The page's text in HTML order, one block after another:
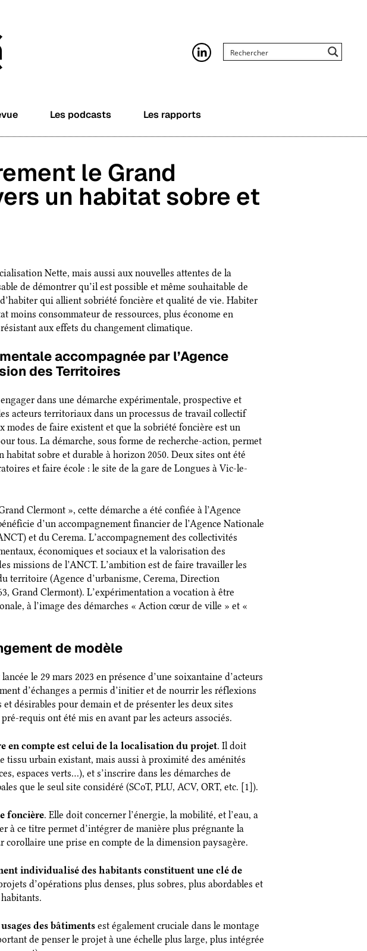
Les podcasts Les rapports
le Grand
un habitat sobre et
Nette, mais aussi aux nouvelles attentes de la
de démontrer qu’il est possible et même souhaitable de
qui allient sobriété foncière et qualité de vie. Habiter
moins consommateur de ressources, plus économe en
aux effets du changement climatique.
accompagnée par l’Agence
des Territoires
dans une démarche expérimentale, prospective et
acteurs territoriaux dans un processus de travail collectif
modes de faire existent et que la sobriété foncière est un
tous. La démarche, sous forme de recherche-action, permet
sobre et durable à horizon 2050. Deux sites ont été
et faire école : le site de la gare de Longues à Vic-le-
Clermont », cette démarche a été confiée à l’Agence
d’un accompagnement financier de l’Agence Nationale
et du Cerema. L’accompagnement des collectivités
économiques et sociaux et la valorisation des
missions de l’ANCT. L’ambition est de faire travailler les
territoire (Agence d’urbanisme, Cerema, Direction
Grand Clermont). L’expérimentation a vocation à être
à l’image des démarches « Action cœur de ville » et «
de modèle
le 29 mars 2023 en présence d’une soixantaine d’acteurs
d’échanges a permis d’initier et de nourrir les réflexions
désirables pour demain et de présenter les deux sites
requis ont été mis en avant par les acteurs associés.
en compte est celui de la localisation du projet. Il doit
tissu urbain existant, mais aussi à proximité des aménités
espaces verts…), et s’inscrire dans les démarches de
que le seul site considéré (SCoT, PLU, ACV, ORT, etc. [1]).
foncière. Elle doit concerner l’énergie, la mobilité, et l’eau, a
à ce titre permet d’intégrer de manière plus prégnante la
corollaire une prise en compte de la dimension paysagère.
individualisé des habitants constituent une clé de
d’opérations plus denses, plus sobres, plus abordables et
des bâtiments est également cruciale dans le montage
de penser le projet à une échelle plus large, plus intégrée